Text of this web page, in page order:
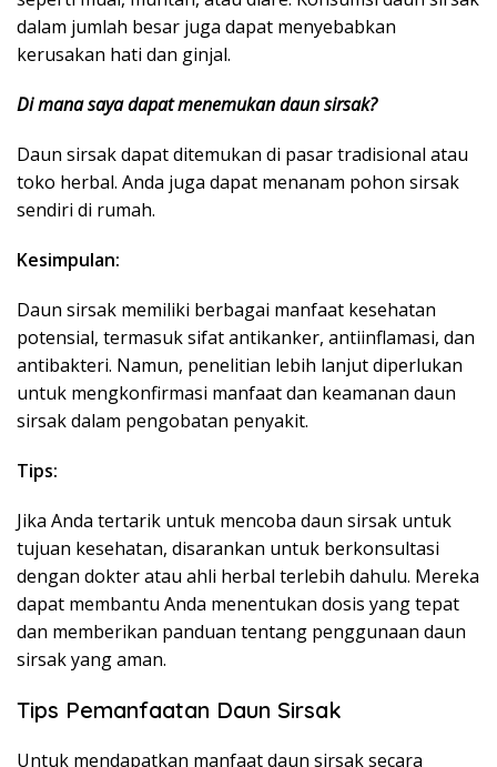
dalam jumlah besar juga dapat menyebabkan
kerusakan hati dan ginjal.
Di mana saya dapat menemukan daun sirsak?
Daun sirsak dapat ditemukan di pasar tradisional atau
toko herbal. Anda juga dapat menanam pohon sirsak
sendiri di rumah.
Kesimpulan:
Daun sirsak memiliki berbagai manfaat kesehatan
potensial, termasuk sifat antikanker, antiinflamasi, dan
antibakteri. Namun, penelitian lebih lanjut diperlukan
untuk mengkonfirmasi manfaat dan keamanan daun
sirsak dalam pengobatan penyakit.
Tips:
Jika Anda tertarik untuk mencoba daun sirsak untuk
tujuan kesehatan, disarankan untuk berkonsultasi
dengan dokter atau ahli herbal terlebih dahulu. Mereka
dapat membantu Anda menentukan dosis yang tepat
dan memberikan panduan tentang penggunaan daun
sirsak yang aman.
Tips Pemanfaatan Daun Sirsak
Untuk mendapatkan manfaat daun sirsak secara